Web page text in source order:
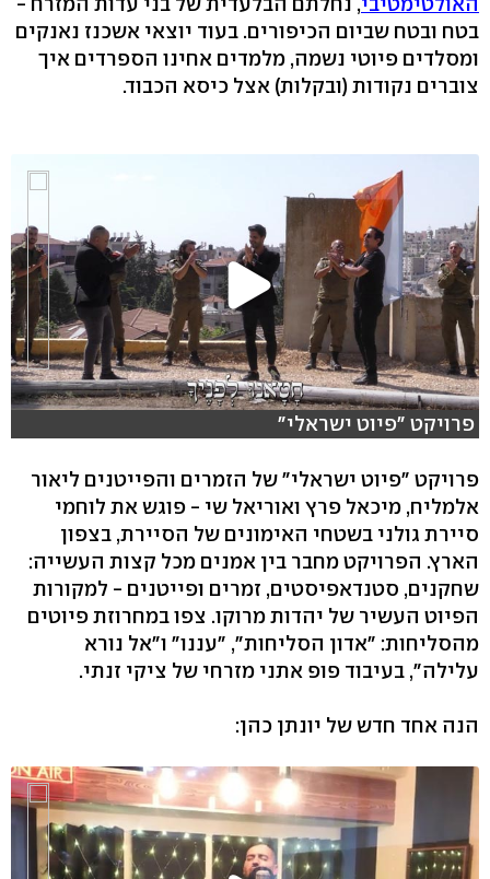
בטח ובטח שביום הכיפורים. בעוד יוצאי אשכנז נאנקים
ומסלדים פיוטי נשמה, מלמדים אחינו הספרדים איך
צוברים נקודות (ובקלות) אצל כיסא הכבוד.
פרויקט "פיוט ישראלי"
פרויקט "פיוט ישראלי" של הזמרים והפייטנים ליאור
אלמליח, מיכאל פרץ ואוריאל שי - פוגש את לוחמי
סיירת גולני בשטחי האימונים של הסיירת, בצפון
הארץ. הפרויקט מחבר בין אמנים מכל קצות העשייה:
שחקנים, סטנדאפיסטים, זמרים ופייטנים - למקורות
הפיוט העשיר של יהדות מרוקו. צפו במחרוזת פיוטים
מהסליחות: "אדון הסליחות", "עננו" ו"אל נורא
עלילה", בעיבוד פופ אתני מזרחי של ציקי זנתי.
הנה אחד חדש של יונתן כהן: